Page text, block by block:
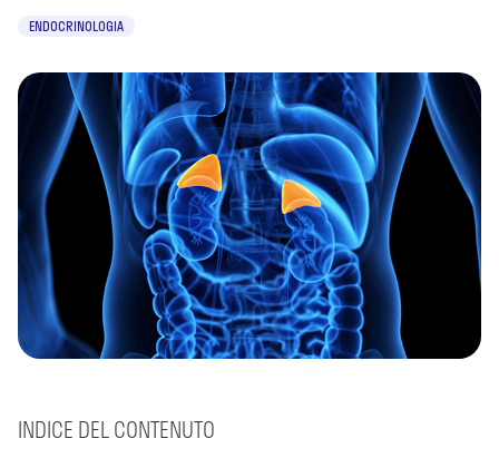
ENDOCRINOLOGIA
INDICE DEL CONTENUTO